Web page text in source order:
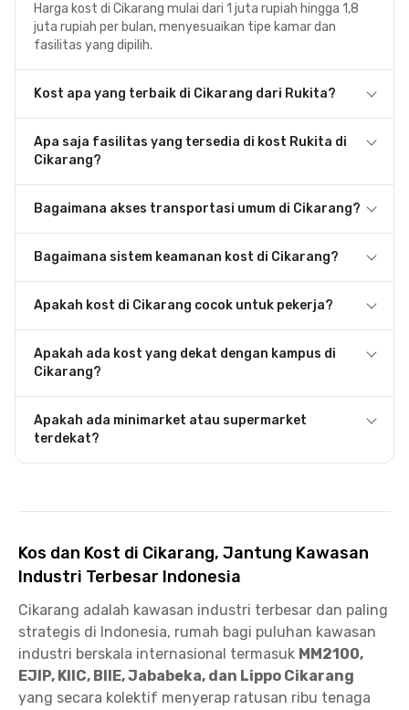
Harga kost di Cikarang mulai dari 1 juta rupiah hingga 1,8
juta rupiah per bulan, menyesuaikan tipe kamar dan
fasilitas yang dipilih.
Kost apa yang terbaik di Cikarang dari Rukita?
Apa saja fasilitas yang tersedia di kost Rukita di
Cikarang?
Bagaimana akses transportasi umum di Cikarang?
Bagaimana sistem keamanan kost di Cikarang?
Apakah kost di Cikarang cocok untuk pekerja?
Apakah ada kost yang dekat dengan kampus di
Cikarang?
Apakah ada minimarket atau supermarket
terdekat?
Kos dan Kost di Cikarang, Jantung Kawasan
Industri Terbesar Indonesia
Cikarang adalah kawasan industri terbesar dan paling
strategis di Indonesia, rumah bagi puluhan kawasan
industri berskala internasional termasuk MM2100,
EJIP, KIIC, BIIE, Jababeka, dan Lippo Cikarang
yang secara kolektif menyerap ratusan ribu tenaga